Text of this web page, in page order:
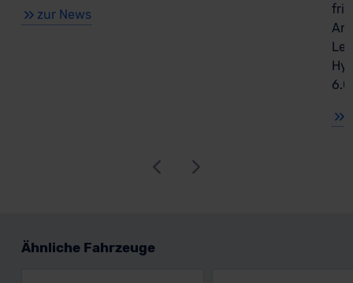
zur News
Ähnliche Fahrzeuge